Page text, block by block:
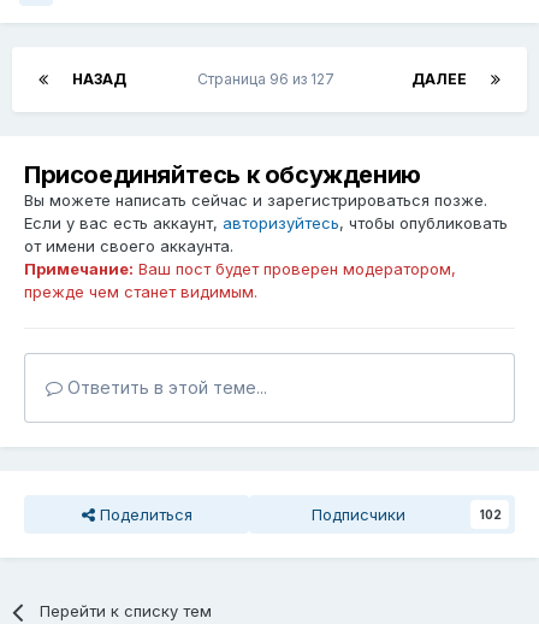
НАЗАД ДАЛЕЕ
Страница 96 из 127
Присоединяйтесь к обсуждению
Вы можете написать сейчас и зарегистрироваться позже.
Если у вас есть аккаунт, авторизуйтесь, чтобы опубликовать
от имени своего аккаунта.
Примечание: Ваш пост будет проверен модератором,
прежде чем станет видимым.
Ответить в этой теме...
Поделиться Подписчики 102
Перейти к списку тем